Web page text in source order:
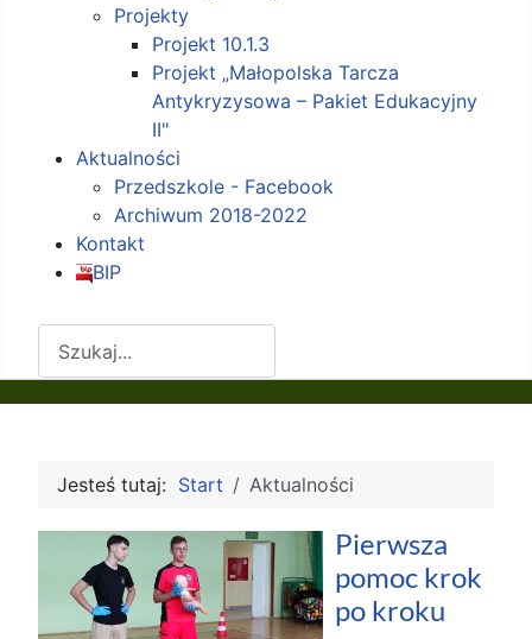
Projekty
Projekt 10.1.3
Projekt „Małopolska Tarcza
Antykryzysowa – Pakiet Edukacyjny
II"
Aktualności
Przedszkole - Facebook
Archiwum 2018-2022
Kontakt
BIP
Jesteś tutaj: Start Aktualności
Pierwsza
pomoc krok
po kroku